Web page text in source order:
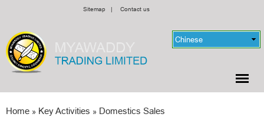
Skip to
Sitemap | Contact us
You are here
Home » Key Activities » Domestics Sales